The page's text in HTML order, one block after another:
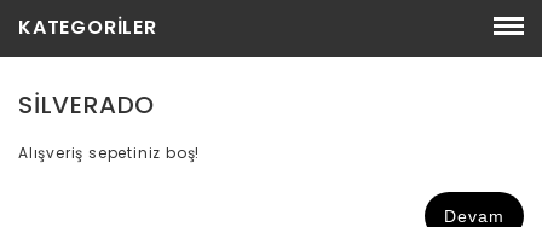
KATEGORILER
SILVERADO
Alışveriş sepetiniz boş!
Devam